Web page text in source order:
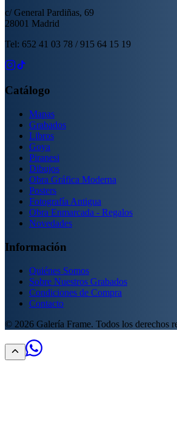
c/ General Pardiñas, 69
28001 Madrid
Tel: 652 41 03 78 / 915 64 15 19
Catálogo
Mapas
Grabados
Libros
Goya
Piranesi
Dibujos
Obra Gráfica Moderna
Posters
Fotografía Antigua
Obra Enmarcada - Regalos
Novedades
Información
Quiénes Somos
Sobre Nuestros Grabados
Condiciones de Compra
Contacto
© 2026 Galería Frame. Todos los derechos